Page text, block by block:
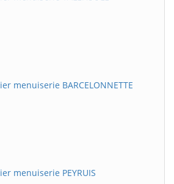
menuiserie BARCELONNETTE
menuiserie PEYRUIS